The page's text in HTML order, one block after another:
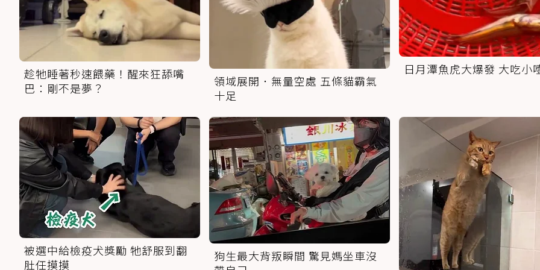
趁牠睡著秒速餵藥！醒來狂舔嘴
巴：剛不是夢？
領域展開．無量空處 五條貓霸氣
十足
日月潭魚虎大爆發 大吃小
被選中給檢疫犬獎勵 牠舒服到翻
肚任摸摸
狗生最大背叛瞬間 驚見媽坐車沒